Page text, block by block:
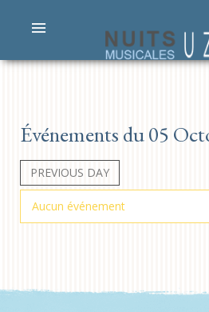
Événements du 05
PREVIOUS DAY
Aucun événement